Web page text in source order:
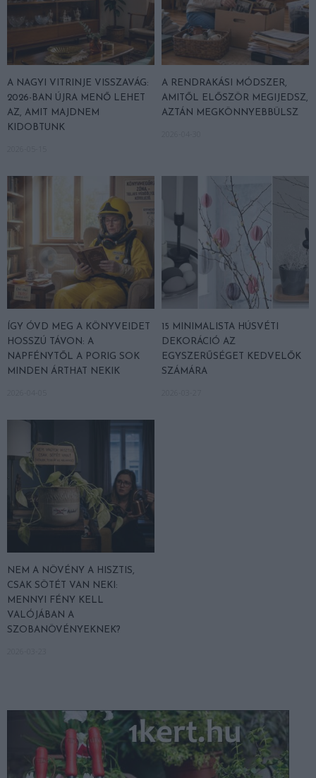
A NAGYI VITRINJE VISSZAVÁG:
2026-BAN ÚJRA MENŐ LEHET
AZ, AMIT MAJDNEM
KIDOBTUNK
A RENDRAKÁSI MÓDSZER,
AMITŐL ELŐSZÖR MEGIJEDSZ,
AZTÁN MEGKÖNNYEBBÜLSZ
ÍGY ÓVD MEG A KÖNYVEIDET
HOSSZÚ TÁVON: A
NAPFÉNYTŐL A PORIG SOK
MINDEN ÁRTHAT NEKIK
15 MINIMALISTA HÚSVÉTI
DEKORÁCIÓ AZ
EGYSZERŰSÉGET KEDVELŐK
SZÁMÁRA
NEM A NÖVÉNY A HISZTIS,
CSAK SÖTÉT VAN NEKI:
MENNYI FÉNY KELL
VALÓJÁBAN A
SZOBANÖVÉNYEKNEK?